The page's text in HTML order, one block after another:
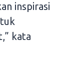
inspirasi
kata